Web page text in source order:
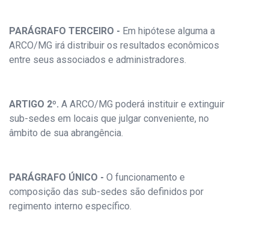
PARÁGRAFO TERCEIRO - Em hipótese alguma a
ARCO/MG irá distribuir os resultados econômicos
entre seus associados e administradores.
ARTIGO 2º. A ARCO/MG poderá instituir e extinguir
sub-sedes em locais que julgar conveniente, no
âmbito de sua abrangência.
PARÁGRAFO ÚNICO - O funcionamento e
composição das sub-sedes são definidos por
regimento interno específico.